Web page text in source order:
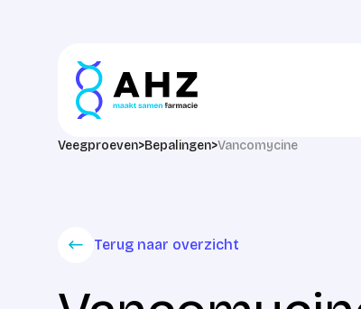
Veegproeven>Bepalingen>Vancomycine
Terug naar overzicht